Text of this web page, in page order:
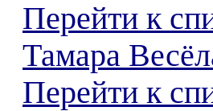
Перейти к
Тамара
Перейти к